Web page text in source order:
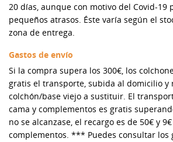
20 días, aunque con motivo del Covid-19
pequeños atrasos. Éste varía según el
zona de entrega.
Gastos de envío
Si la compra supera los 300€, los
gratis el transporte, subida al domicilio y
colchón/base viejo a sustituir. El
cama y complementos es gratis
no se alcanzase, el recargo es de 50€ y
complementos. *** Puedes consultar los